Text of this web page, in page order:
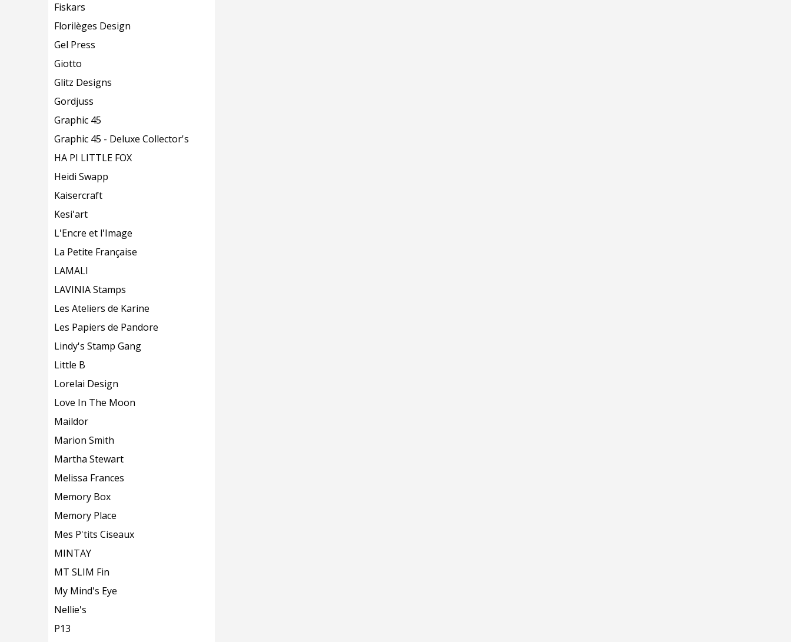
Fiskars
Florilèges Design
Gel Press
Giotto
Glitz Designs
Gordjuss
Graphic 45
Graphic 45 - Deluxe Collector's
HA PI LITTLE FOX
Heidi Swapp
Kaisercraft
Kesi'art
L'Encre et l'Image
La Petite Française
LAMALI
LAVINIA Stamps
Les Ateliers de Karine
Les Papiers de Pandore
Lindy's Stamp Gang
Little B
Lorelai Design
Love In The Moon
Maildor
Marion Smith
Martha Stewart
Melissa Frances
Memory Box
Memory Place
Mes P'tits Ciseaux
MINTAY
MT SLIM Fin
My Mind's Eye
Nellie's
P13